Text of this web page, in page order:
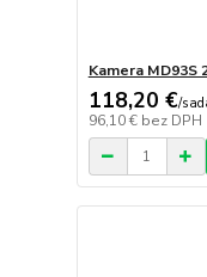
Kamera MD93S
118,20 €/
96,10 € bez DPH